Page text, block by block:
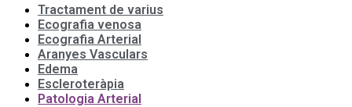
Tractament de varius
Ecografia venosa
Ecografia Arterial
Aranyes Vasculars
Edema
Escleroteràpia
Patologia Arterial